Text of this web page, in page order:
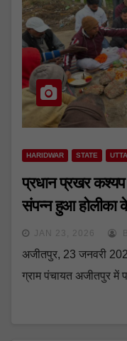
HARIDWAR STATE
​प्रधान प्रखर
संपन्न हुआ होलीका
JAN 23, 2026
अजीतपुर, 23 जनवरी
ग्राम पंचायत अजीतपुर में